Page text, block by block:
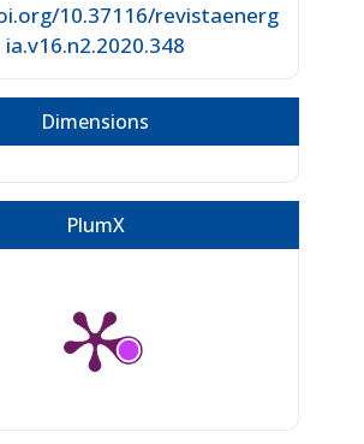
10.37116/revistaenerg
ia.v16.n2.2020.348
Dimensions
PlumX